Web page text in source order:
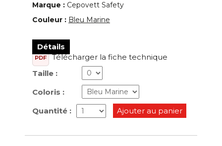
Marque : Cepovett Safety
Couleur : Bleu Marine
Détails
PDF
Télécharger la fiche technique
Taille :
Coloris :
Quantité : Ajouter au panier